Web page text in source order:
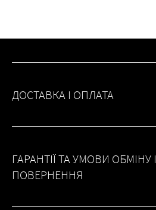
ДОСТАВКА І ОПЛАТА
ГАРАНТІЇ ТА УМОВИ ОБМІНУ І
ПОВЕРНЕННЯ